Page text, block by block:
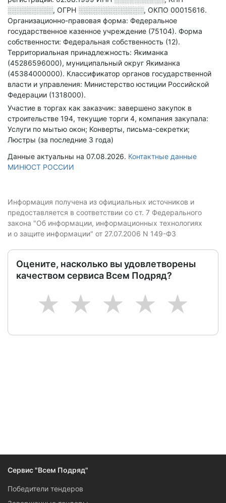
░░░░░░░░░, ОГРН ░░░░░░░░░░░░░, ОКПО 00015616.
Организационно-правовая форма: Федеральное
государственное казенное учреждение (75104). Форма
собственности: Федеральная собственность (12).
Территориальная принадлежность: Якиманка
(45286596000), муниципальный округ Якиманка
(45384000000). Классификатор органов государственной
власти и управления: Министерство юстиции Российской
Федерации (1318000).
Участие в торгах как заказчик: завершено закупок в
строительстве 194, текущие торги 4, компания закупала:
Услуги по мытью окон; Конверты, письма-секретки;
Люстры (за последние 3 года)
Данные актуальны на 07.08.2026. Контактные данные
МИНЮСТ РОССИИ
Информация получена из официальных источников и
предоставляется в соответствии со ст. 7 Федерального
закона "Об информации, информационных технологиях
и о защите информации" от 27.07.2006 N 149-ФЗ
Оцените, насколько вы удовлетворены
качеством сервиса Всем Подряд?
5
4
3
2
1
Сервис "Всем Подряд"
Победители тендеров